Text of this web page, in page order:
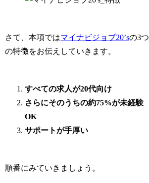
さて、本項ではマイナビジョブ20’sの3つ
の特徴をお伝えしていきます。
すべての求人が20代向け
さらにそのうちの約75%が未経験
OK
サポートが手厚い
順番にみていきましょう。